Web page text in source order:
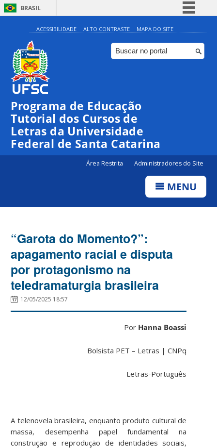
BRASIL
Simplifique!
Comunica BR
Participe
ACESSIBILIDADE ALTO CONTRASTE MAPA DO SITE
Programa de Educação
Tutorial dos Cursos de
Letras da Universidade
Federal de Santa Catarina
Área Restrita Administradores do Site
MENU
“Garota do Momento?”:
apagamento racial e disputa
por protagonismo na
teledramaturgia brasileira
12/05/2025 18:57
Por Hanna Boassi
Bolsista PET – Letras | CNPq
Letras-Português
A telenovela brasileira, enquanto produto cultural de
massa, desempenha papel fundamental na
construção e reprodução de identidades sociais,